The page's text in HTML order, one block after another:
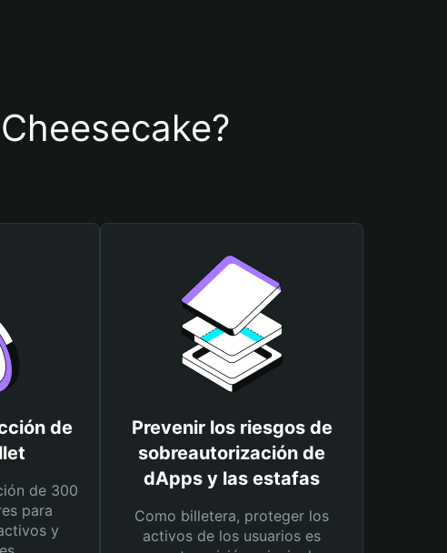
de
de 300
para
y
Prevenir los riesgos de
sobreautorización de
dApps y las estafas
Como billetera, proteger los
activos de los usuarios es